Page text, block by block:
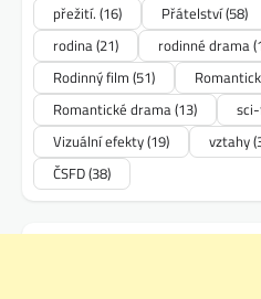
přežití. (16) Přátelství(58)
rodina(21) rodinné drama
Rodinný film (51)
Romantické drama(13)
Vizuální efekty(19) vztahy
ČSFD(38)